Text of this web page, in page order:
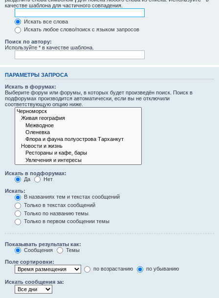
качестве шаблона для частичного совпадения.
Искать все слова
Искать любое слово/поиск с языком запросов
Поиск по автору:
Используйте * в качестве шаблона.
ПАРАМЕТРЫ ЗАПРОСА
Искать в форумах:
Выберите форум или форумы, в которых будет произведён поиск. Поиск в
подфорумах производится автоматически, если вы не отключили
соответствующую опцию ниже.
Искать в подфорумах:
Да
Нет
Искать:
В названиях тем и текстах сообщений
Только в текстах сообщений
Только по названию темы
Только в первом сообщении темы
Показывать результаты как:
Сообщения
Темы
Поле сортировки:
по возрастанию
по убыванию
Искать сообщения за: